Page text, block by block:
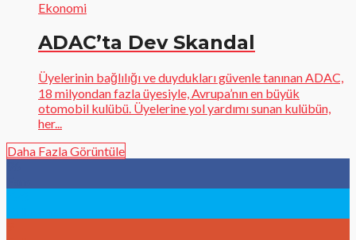
Ekonomi
ADAC’ta Dev Skandal
Üyelerinin bağlılığı ve duydukları güvenle tanınan ADAC,
18 milyondan fazla üyesiyle, Avrupa’nın en büyük
otomobil kulübü. Üyelerine yol yardımı sunan kulübün,
her...
Daha Fazla Görüntüle